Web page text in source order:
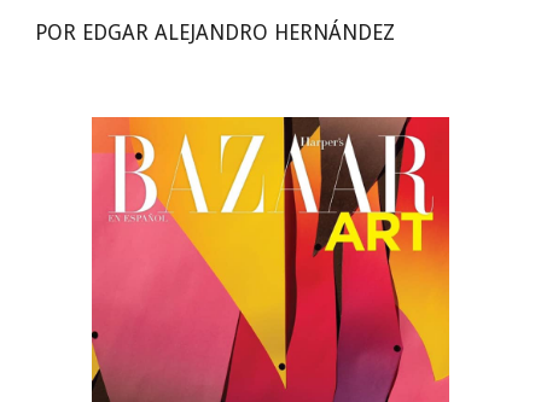
POR EDGAR ALEJANDRO HERNÁNDEZ